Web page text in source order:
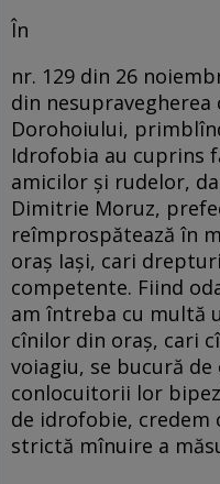
În
nr. 129 din 26
din
Dorohoiului,
Idrofobia au cuprins
amicilor şi rudelor,
Dimitrie Moruz,
reîmprospătează în
oraş Iaşi, cari
competente. Fiind
am întreba cu multă
cînilor din oraş, cari
voiagiu, se bucură
conlocuitorii lor
de idrofobie,
strictă mînuire a